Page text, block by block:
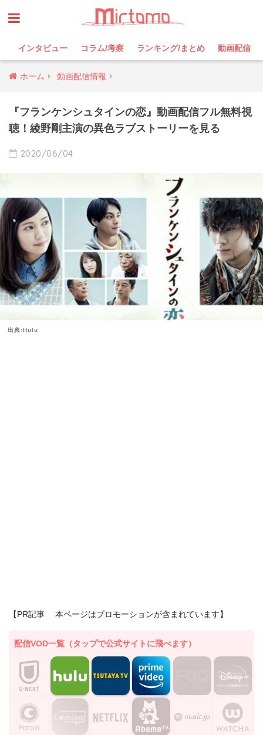
インタビュー コラム/考察 ランキング/まとめ 動画配信
ホーム 動画配信情報
『フランケンシュタインの恋』動画配信フル無料視
聴！綾野剛主演の異色ラブストーリーを見る
2020/06/04
出典:Hulu
【PR記事 本ページはプロモーションが含まれています】
配信VOD一覧（タップで公式サイトに飛べます）